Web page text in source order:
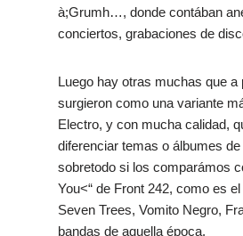
à;Grumh…, donde contában
conciertos, grabaciones de
Luego hay otras muchas que a
surgieron como una variante
Electro, y con mucha calidad,
diferenciar temas o álbumes
sobretodo si los comparámos
You<“ de Front 242, como es
Seven Trees, Vomito Negro,
bandas de aquella época.